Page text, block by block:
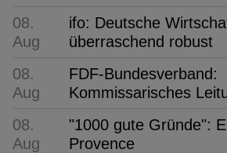
08.
Aug
ifo: Deutsche
überraschend robust
08.
Aug
FDF-Bundesverband:
Kommissarisches
08.
Aug
"1000 gute Gründe":
Provence